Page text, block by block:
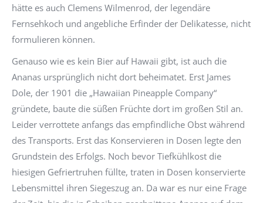
hätte es auch Clemens Wilmenrod, der legendäre
Fernsehkoch und angebliche Erfinder der Delikatesse, nicht
formulieren können.
Genauso wie es kein Bier auf Hawaii gibt, ist auch die
Ananas ursprünglich nicht dort beheimatet. Erst James
Dole, der 1901 die „Hawaiian Pineapple Company“
gründete, baute die süßen Früchte dort im großen Stil an.
Leider verrottete anfangs das empfindliche Obst während
des Transports. Erst das Konservieren in Dosen legte den
Grundstein des Erfolgs. Noch bevor Tiefkühlkost die
hiesigen Gefriertruhen füllte, traten in Dosen konservierte
Lebensmittel ihren Siegeszug an. Da war es nur eine Frage